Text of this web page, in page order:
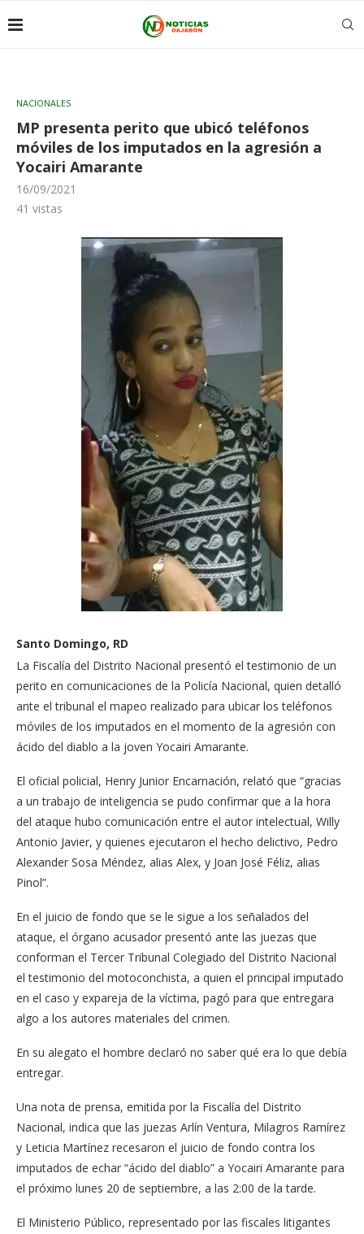
NACIONALES
MP presenta perito que ubicó teléfonos
móviles de los imputados en la agresión a
Yocairi Amarante
16/09/2021
41 vistas
Santo Domingo, RD
La Fiscalía del Distrito Nacional presentó el testimonio de un
perito en comunicaciones de la Policía Nacional, quien detalló
ante el tribunal el mapeo realizado para ubicar los teléfonos
móviles de los imputados en el momento de la agresión con
ácido del diablo a la joven Yocairi Amarante.
El oficial policial, Henry Junior Encarnación, relató que “gracias
a un trabajo de inteligencia se pudo confirmar que a la hora
del ataque hubo comunicación entre el autor intelectual, Willy
Antonio Javier, y quienes ejecutaron el hecho delictivo, Pedro
Alexander Sosa Méndez, alias Alex, y Joan José Féliz, alias
Pinol”.
En el juicio de fondo que se le sigue a los señalados del
ataque, el órgano acusador presentó ante las juezas que
conforman el Tercer Tribunal Colegiado del Distrito Nacional
el testimonio del motoconchista, a quien el principal imputado
en el caso y expareja de la víctima, pagó para que entregara
algo a los autores materiales del crimen.
En su alegato el hombre declaró no saber qué era lo que debía
entregar.
Una nota de prensa, emitida por la Fiscalía del Distrito
Nacional, indica que las juezas Arlín Ventura, Milagros Ramírez
y Leticia Martínez recesaron el juicio de fondo contra los
imputados de echar “ácido del diablo” a Yocairi Amarante para
el próximo lunes 20 de septiembre, a las 2:00 de la tarde.
El Ministerio Público, representado por las fiscales litigantes